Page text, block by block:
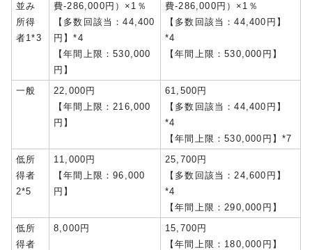
並み
所得
者1*3
費-286,000円）×1％
【多数回該当：44,400
円】*4
【年間上限：530,000
円】
費-286,000円）×1％
【多数回該当：44,400円】
*4
【年間上限：530,000円】
一般
22,000円
【年間上限：216,000
円】
61,500円
【多数回該当：44,400円】
*4
【年間上限：530,000円】*7
低所
得者
2*5
11,000円
【年間上限：96,000
円】
25,700円
【多数回該当：24,600円】
*4
【年間上限：290,000円】
低所
得者
8,000円
15,700円
【年間上限：180,000円】